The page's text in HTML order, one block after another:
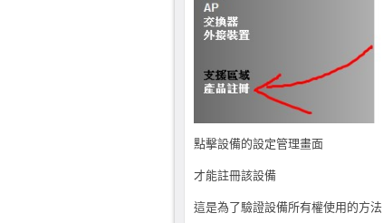
點擊設備的設定管理畫面
才能註冊該設備
這是為了驗證設備所有權使用的方法